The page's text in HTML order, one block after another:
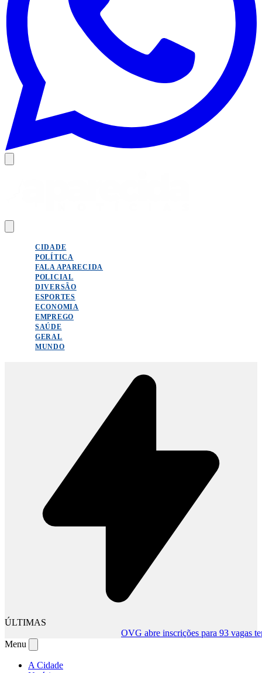
CIDADE
POLÍTICA
FALA APARECIDA
POLICIAL
DIVERSÃO
ESPORTES
ECONOMIA
EMPREGO
SAÚDE
GERAL
MUNDO
ÚLTIMAS
OVG abre inscrições para 93 vagas
Menu
A Cidade